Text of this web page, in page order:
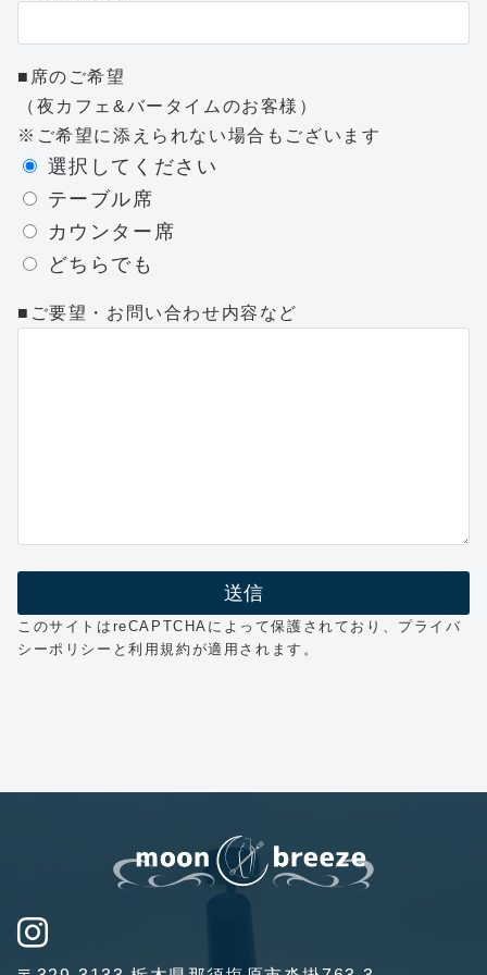
■席のご希望
（夜カフェ&バータイムのお客様）
※ご希望に添えられない場合もございます
選択してください
テーブル席
カウンター席
どちらでも
■ご要望・お問い合わせ内容など
このサイトはreCAPTCHAによって保護されており、 プライバ
シーポリシー と利用規約 が適用されます。